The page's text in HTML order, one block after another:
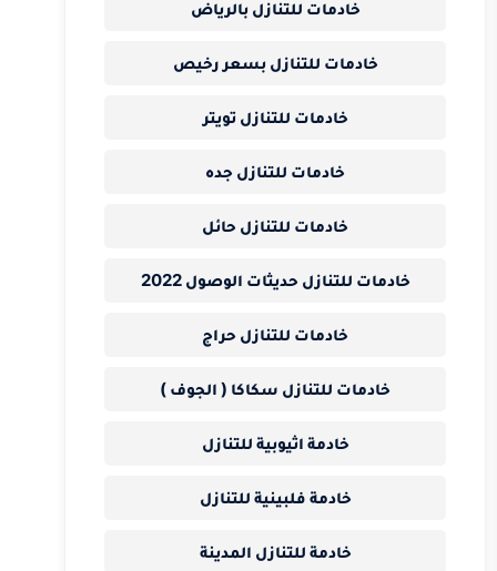
خادمات للتنازل بالرياض
خادمات للتنازل بسعر رخيص
خادمات للتنازل تويتر
خادمات للتنازل جده
خادمات للتنازل حائل
خادمات للتنازل حديثات الوصول 2022
خادمات للتنازل حراج
خادمات للتنازل سكاكا ( الجوف )
خادمة اثيوبية للتنازل
خادمة فلبينية للتنازل
خادمة للتنازل المدينة